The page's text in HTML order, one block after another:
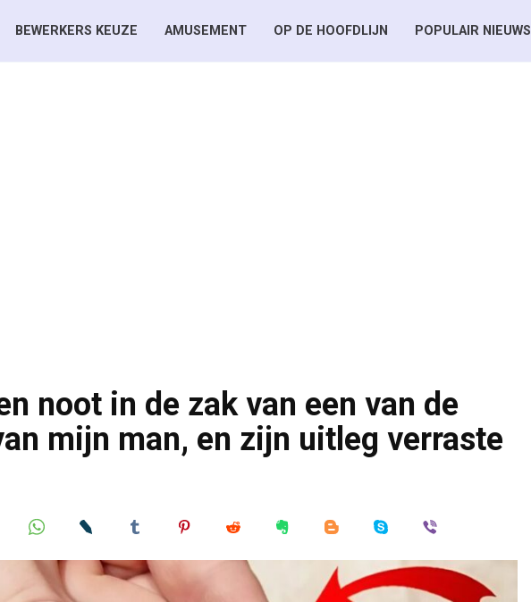
BEWERKERS KEUZE AMUSEMENT OP DE HOOFDLIJN POPULAIR NIEUWS
noot in de zak van een van de
mijn man, en zijn uitleg verraste